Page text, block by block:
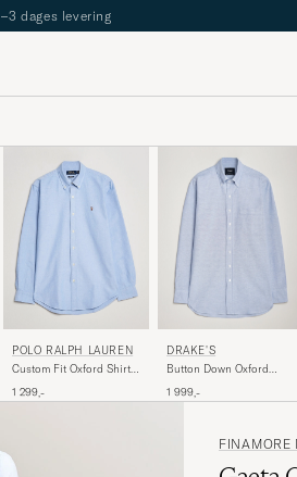
POLO RALPH LAUREN
Custom Fit Oxford Shirt
1 299,-
DRAKE'S
Button Down Oxford
1 999,-
FINAMORE